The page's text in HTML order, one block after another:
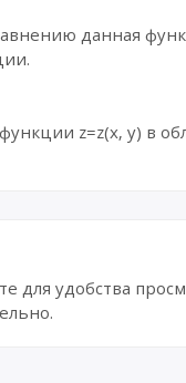
данная
z=z(x, y) в
для удобства